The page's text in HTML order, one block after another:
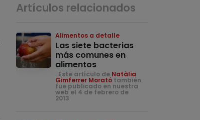
Artículos relacionados
Alimentos a detalle
Las siete bacterias
más comunes en
alimentos
. Este artículo de Natàlia
Gimferrer Morató también
fue publicado en nuestra
web el 4 de febrero de
2013